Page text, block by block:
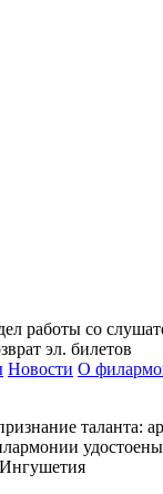
работы со
эл. билетов
Новости О
таланта: